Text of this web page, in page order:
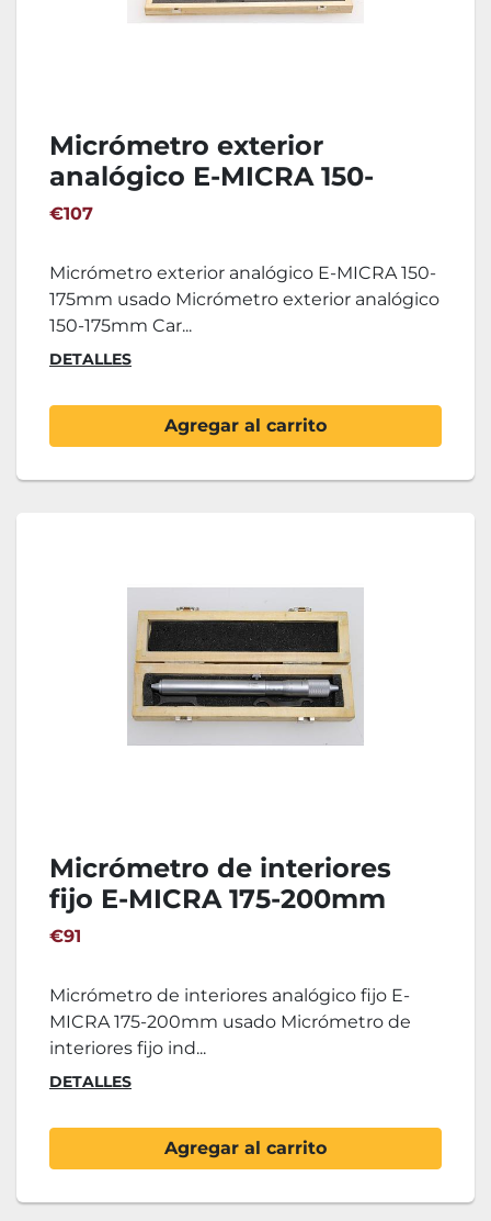
Micrómetro exterior
analógico E-MICRA 150-
175mm
€107
Micrómetro exterior analógico E-MICRA 150-
175mm usado Micrómetro exterior analógico
150-175mm Car...
DETALLES
Agregar al carrito
Micrómetro de interiores
fijo E-MICRA 175-200mm
€91
Micrómetro de interiores analógico fijo E-
MICRA 175-200mm usado Micrómetro de
interiores fijo ind...
DETALLES
Agregar al carrito